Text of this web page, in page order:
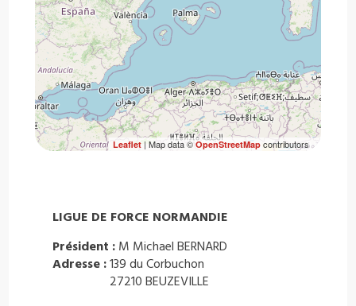
Leaflet| Map data ©OpenStreetMapcontributors
LIGUE DE FORCE NORMANDIE
Président : M Michael BERNARD
Adresse :139 du Corbuchon
27210 BEUZEVILLE